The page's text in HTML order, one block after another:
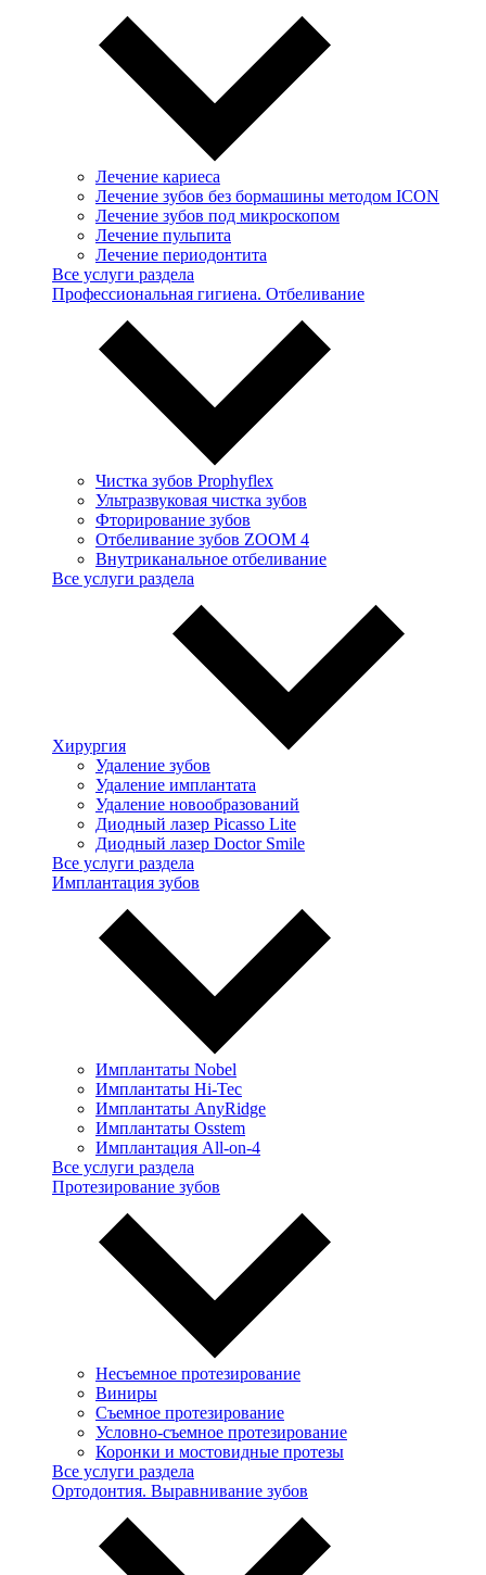
Лечение кариеса
Лечение зубов без бормашины методом ICON
Лечение зубов под микроскопом
Лечение пульпита
Лечение периодонтита
Все услуги раздела
Профессиональная гигиена. Отбеливание
Чистка зубов Prophyflex
Ультразвуковая чистка зубов
Фторирование зубов
Отбеливание зубов ZOOM 4
Внутриканальное отбеливание
Все услуги раздела
Хирургия
Удаление зубов
Удаление имплантата
Удаление новообразований
Диодный лазер Picasso Lite
Диодный лазер Doctor Smile
Все услуги раздела
Имплантация зубов
Имплантаты Nobel
Имплантаты Hi-Tec
Имплантаты AnyRidge
Имплантаты Osstem
Имплантация All-on-4
Все услуги раздела
Протезирование зубов
Несъемное протезирование
Виниры
Съемное протезирование
Условно-съемное протезирование
Коронки и мостовидные протезы
Все услуги раздела
Ортодонтия. Выравнивание зубов